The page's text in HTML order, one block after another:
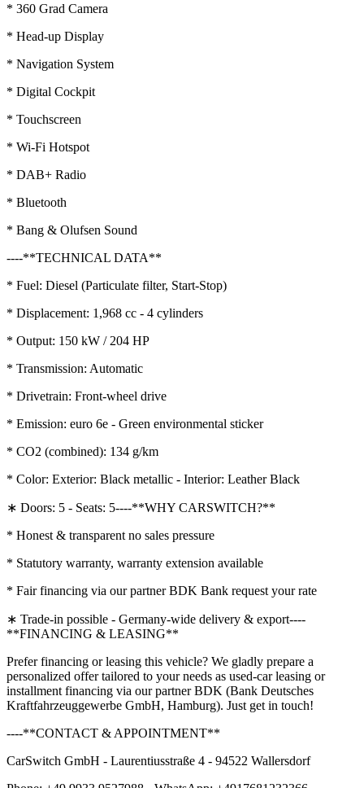
* 360 Grad Camera
* Head-up Display
* Navigation System
* Digital Cockpit
* Touchscreen
* Wi-Fi Hotspot
* DAB+ Radio
* Bluetooth
* Bang & Olufsen Sound
----**TECHNICAL DATA**
* Fuel: Diesel (Particulate filter, Start-Stop)
* Displacement: 1,968 cc - 4 cylinders
* Output: 150 kW / 204 HP
* Transmission: Automatic
* Drivetrain: Front-wheel drive
* Emission: euro 6e - Green environmental sticker
* CO2 (combined): 134 g/km
* Color: Exterior: Black metallic - Interior: Leather Black
∗ Doors: 5 - Seats: 5----**WHY CARSWITCH?**
* Honest & transparent no sales pressure
* Statutory warranty, warranty extension available
* Fair financing via our partner BDK Bank request your rate
∗ Trade-in possible - Germany-wide delivery & export----
**FINANCING & LEASING**
Prefer financing or leasing this vehicle? We gladly prepare a
personalized offer tailored to your needs as used-car leasing or
installment financing via our partner BDK (Bank Deutsches
Kraftfahrzeuggewerbe GmbH, Hamburg). Just get in touch!
----**CONTACT & APPOINTMENT**
CarSwitch GmbH - Laurentiusstraße 4 - 94522 Wallersdorf